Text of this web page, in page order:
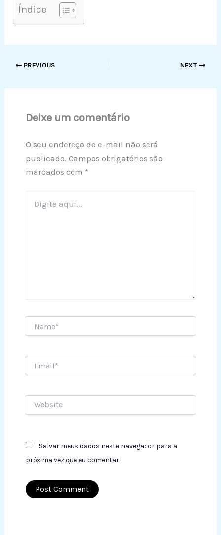
Índice
PREVIOUS NEXT
Deixe um comentário
O seu endereço de e-mail não será
publicado. Campos obrigatórios são
marcados com *
aqui...
Salvar meus dados neste navegador para a
próxima vez que eu comentar.